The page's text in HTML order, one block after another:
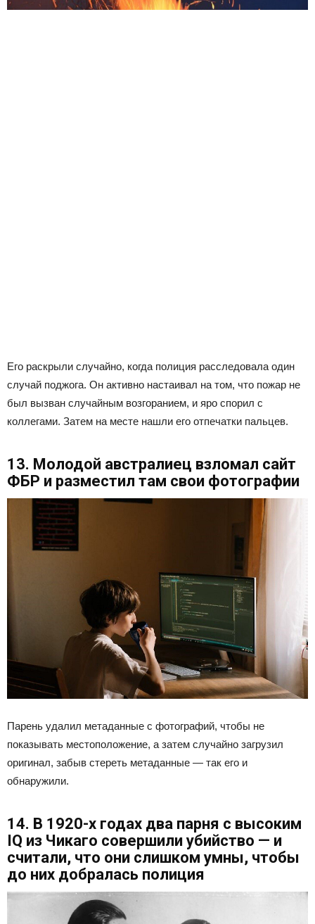
Его раскрыли случайно, когда полиция расследовала один
случай поджога. Он активно настаивал на том, что пожар не
был вызван случайным возгоранием, и яро спорил с
коллегами. Затем на месте нашли его отпечатки пальцев.
13. Молодой австралиец взломал сайт
ФБР и разместил там свои фотографии
Парень удалил метаданные с фотографий, чтобы не
показывать местоположение, а затем случайно загрузил
оригинал, забыв стереть метаданные — так его и
обнаружили.
14. В 1920-х годах два парня с высоким
IQ из Чикаго совершили убийство — и
считали, что они слишком умны, чтобы
до них добралась полиция